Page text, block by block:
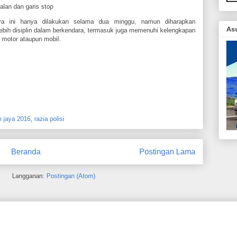
dan garis stop
ini hanya dilakukan selama dua minggu, namun diharapkan
disiplin dalam berkendara, termasuk juga memenuhi kelengkapan
ataupun mobil.
jaya 2016 razia polisi
Postingan Lama
Beranda
Langganan: Postingan (Atom)